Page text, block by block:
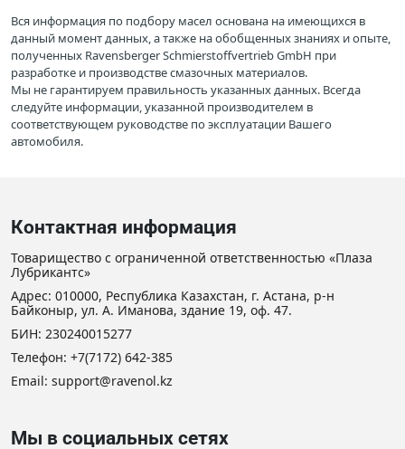
Вся информация по подбору масел основана на имеющихся в
данный момент данных, а также на обобщенных знаниях и опыте,
полученных Ravensberger Schmierstoffvertrieb GmbH при
разработке и производстве смазочных материалов.
Мы не гарантируем правильность указанных данных. Всегда
следуйте информации, указанной производителем в
соответствующем руководстве по эксплуатации Вашего
автомобиля.
Контактная информация
Товарищество с ограниченной ответственностью «Плаза
Лубрикантс»
Адрес: 010000, Республика Казахстан, г. Астана, р-н
Байконыр, ул. А. Иманова, здание 19, оф. 47.
БИН: 230240015277
Телефон: +7(7172) 642-385
Email: support@ravenol.kz
Мы в социальных сетях